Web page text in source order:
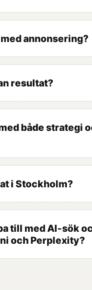
annonsering?
resultat?
både strategi
i Stockholm?
till med AI-sök
och Perplexity?